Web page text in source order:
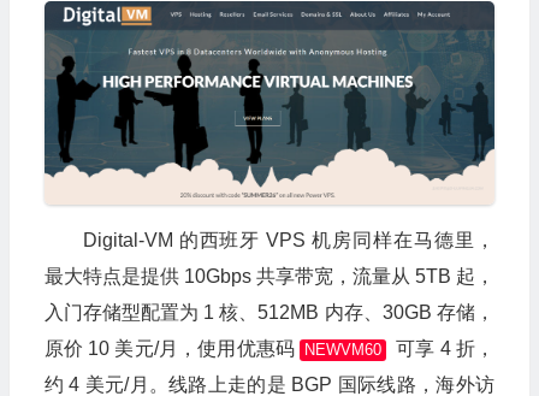
Digital-VM 的西班牙 VPS 机房同样在马德里，
最大特点是提供 10Gbps 共享带宽，流量从 5TB 起，
入门存储型配置为 1 核、512MB 内存、30GB 存储，
原价 10 美元/月，使用优惠码 NEWVM60
可享 4 折，
约 4 美元/月。线路上走的是 BGP 国际线路，海外访